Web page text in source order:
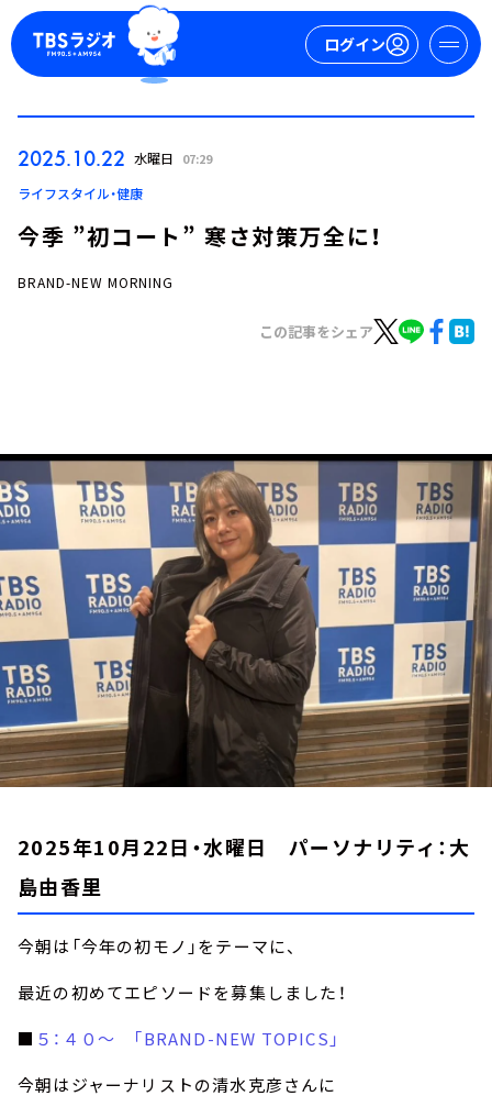
ログイン
ログイン
トピックス
TBS Podcast
お知らせ
イベント・グッズ
YouTube
会社情報
2025.10.22 水曜日 07:29
ライフスタイル・健康
今季 ”初コート” 寒さ対策万全に！
BRAND-NEW MORNING
この記事をシェア
2025年10月22日・水曜日 パーソナリティ：大
島由香里
今朝は「今年の初モノ」をテーマに、
最近の初めてエピソードを募集しました！
■ ５：４０～ 「BRAND-NEW TOPICS」
今朝はジャーナリストの清水克彦さんに